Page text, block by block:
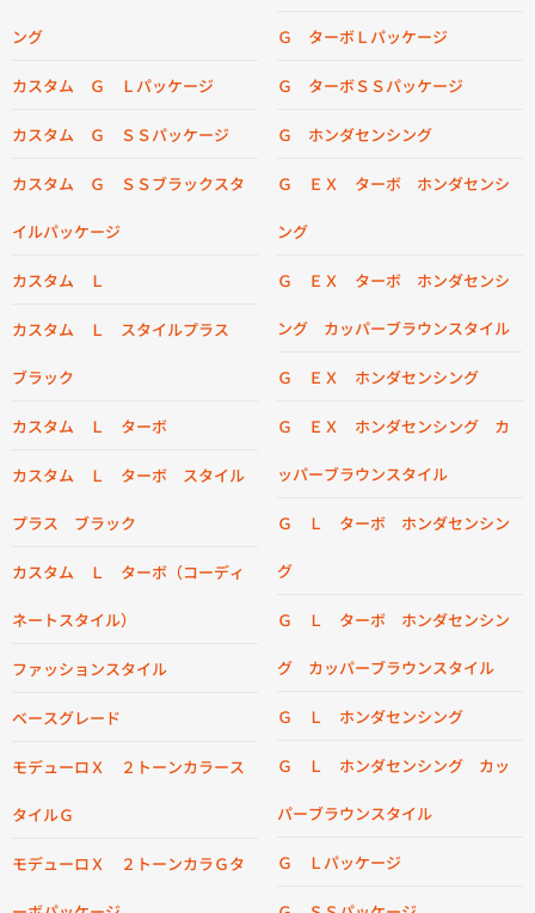
ング
カスタム Ｇ Ｌパッケージ
カスタム Ｇ ＳＳパッケージ
カスタム Ｇ ＳＳブラックスタ
イルパッケージ
カスタム Ｌ
カスタム Ｌ スタイルプラス
ブラック
カスタム Ｌ ターボ
カスタム Ｌ ターボ スタイル
プラス ブラック
カスタム Ｌ ターボ（コーディ
ネートスタイル）
ファッションスタイル
ベースグレード
モデューロＸ ２トーンカラース
タイルＧ
モデューロＸ ２トーンカラＧタ
Ｇ ターボＬパッケージ
Ｇ ターボＳＳパッケージ
Ｇ ホンダセンシング
Ｇ ＥＸ ターボ ホンダセンシ
ング
Ｇ ＥＸ ターボ ホンダセンシ
ング カッパーブラウンスタイル
Ｇ ＥＸ ホンダセンシング
Ｇ ＥＸ ホンダセンシング カ
ッパーブラウンスタイル
Ｇ Ｌ ターボ ホンダセンシン
グ
Ｇ Ｌ ターボ ホンダセンシン
グ カッパーブラウンスタイル
Ｇ Ｌ ホンダセンシング
Ｇ Ｌ ホンダセンシング カッ
パーブラウンスタイル
Ｇ Ｌパッケージ